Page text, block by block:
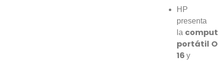
HP
presenta
la
portátil
16y